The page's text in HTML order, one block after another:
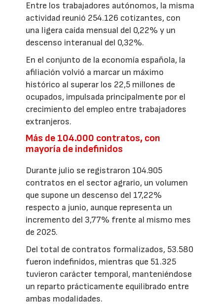
Entre los trabajadores autónomos, la misma
actividad reunió 254.126 cotizantes, con
una ligera caída mensual del 0,22% y un
descenso interanual del 0,32%.
En el conjunto de la economía española, la
afiliación volvió a marcar un máximo
histórico al superar los 22,5 millones de
ocupados, impulsada principalmente por el
crecimiento del empleo entre trabajadores
extranjeros.
Más de 104.000 contratos, con
mayoría de indefinidos
Durante julio se registraron 104.905
contratos en el sector agrario, un volumen
que supone un descenso del 17,22%
respecto a junio, aunque representa un
incremento del 3,77% frente al mismo mes
de 2025.
Del total de contratos formalizados, 53.580
fueron indefinidos, mientras que 51.325
tuvieron carácter temporal, manteniéndose
un reparto prácticamente equilibrado entre
ambas modalidades.